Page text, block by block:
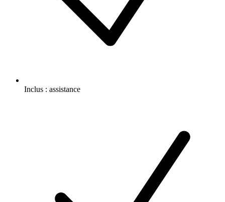
Inclus : assistance